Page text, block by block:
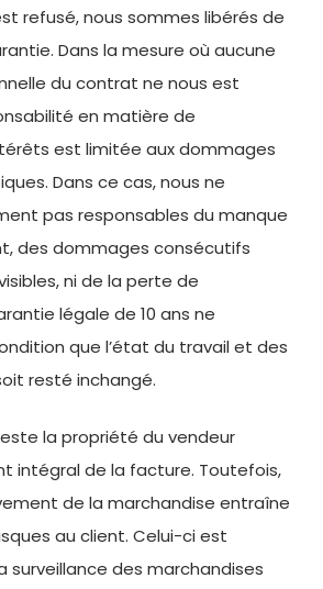
refusé, nous sommes libérés de
Dans la mesure où aucune
du contrat ne nous est
en matière de
est limitée aux dommages
Dans ce cas, nous ne
pas responsables du manque
des dommages consécutifs
ni de la perte de
légale de 10 ans ne
que l’état du travail et des
resté inchangé.
la propriété du vendeur
intégral de la facture. Toutefois,
de la marchandise entraîne
au client. Celui-ci est
surveillance des marchandises